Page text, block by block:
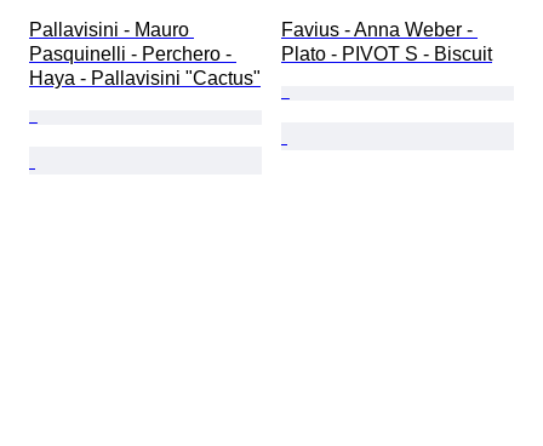
Pallavisini - Mauro
Pasquinelli - Perchero -
Haya - Pallavisini "Cactus"
Favius - Anna Weber -
Plato - PIVOT S - Biscuit